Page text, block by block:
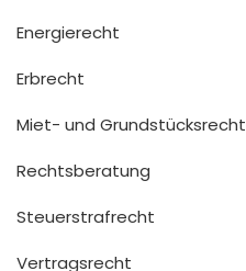
Energierecht
Erbrecht
Miet- und Grundstücksrecht
Rechtsberatung
Steuerstrafrecht
Vertragsrecht